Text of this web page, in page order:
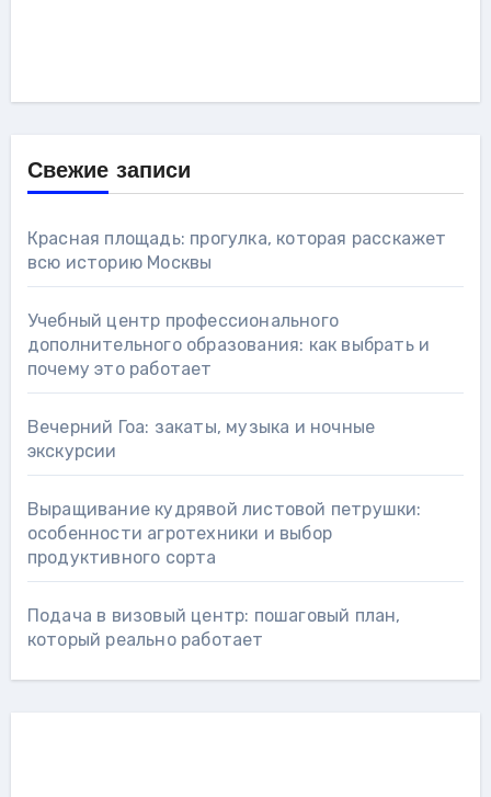
Свежие записи
Красная площадь: прогулка, которая расскажет
всю историю Москвы
Учебный центр профессионального
дополнительного образования: как выбрать и
почему это работает
Вечерний Гоа: закаты, музыка и ночные
экскурсии
Выращивание кудрявой листовой петрушки:
особенности агротехники и выбор
продуктивного сорта
Подача в визовый центр: пошаговый план,
который реально работает